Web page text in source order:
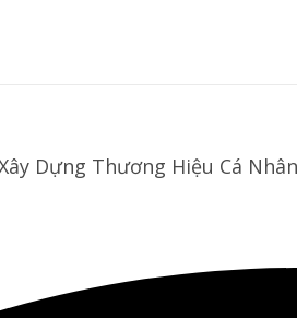
Dựng Thương Hiệu Cá